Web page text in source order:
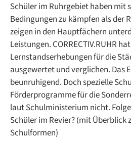
Schüler im Ruhrgebiet haben mit
Bedingungen zu kämpfen als der
zeigen in den Hauptfächern
Leistungen. CORRECTIV.RUHR
Lernstandserhebungen für die
ausgewertet und verglichen. Das
beunruhigend. Doch spezielle
Förderprogramme für die
laut Schulministerium nicht.
Schüler im Revier? (mit Überblick
Schulformen)